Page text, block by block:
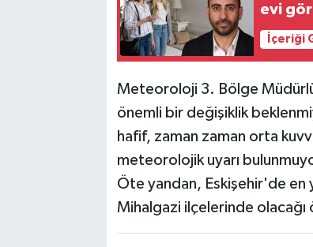
evi
İçeriği
Meteoroloji 3. Bölge
önemli bir değişiklik
hafif, zaman zaman orta
meteorolojik uyarı
Öte yandan, Eskişehir'de en
Mihalgazi ilçelerinde olacağı